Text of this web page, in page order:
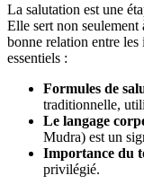
La salutation est une
Elle sert non seulement
bonne relation entre
essentiels :
Formules de
traditionnelle,
Le langage
Mudra) est un
Importance du
privilégié.